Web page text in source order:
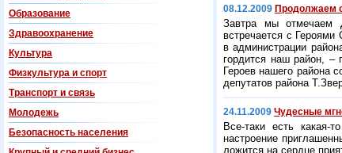
Образование
Здравоохранение
Культура
Физкультура и спорт
Транспорт и связь
Молодежь
Безопасность населения
08.12.2009 Продолжаем
Завтра мы отмечаем
встречается с Героями
в администрации
гордится наш район, –
Героев нашего района
депутатов района
24.11.2009 Чудесные
Все-таки есть какая-
настроение
ложится на сердце